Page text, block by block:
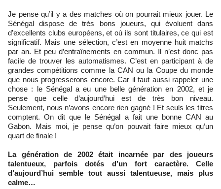
Je pense qu’il y a des matches où on pourrait mieux jouer. Le
Sénégal dispose de très bons joueurs, qui évoluent dans
d’excellents clubs européens, et où ils sont titulaires, ce qui est
significatif. Mais une sélection, c’est en moyenne huit matchs
par an. Et peu d’entraînements en commun. Il n’est donc pas
facile de trouver les automatismes. C’est en participant à de
grandes compétitions comme la CAN ou la Coupe du monde
que nous progresserons encore. Car il faut aussi rappeler une
chose : le Sénégal a eu une belle génération en 2002, et je
pense que celle d’aujourd’hui est de très bon niveau.
Seulement, nous n’avons encore rien gagné ! Et seuls les titres
comptent. On dit que le Sénégal a fait une bonne CAN au
Gabon. Mais moi, je pense qu’on pouvait faire mieux qu’un
quart de finale !
La génération de 2002 était incarnée par des joueurs
talentueux, parfois dotés d’un fort caractère. Celle
d’aujourd’hui semble tout aussi talentueuse, mais plus
calme…